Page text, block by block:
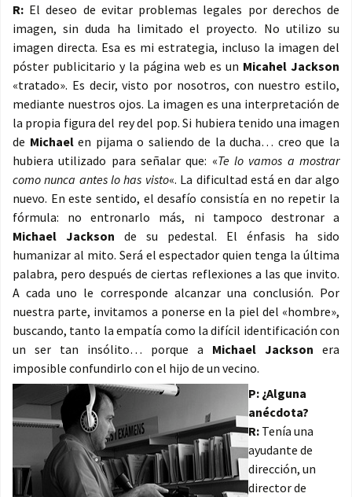
R: El deseo de evitar problemas legales por derechos de
imagen, sin duda ha limitado el proyecto. No utilizo su
imagen directa. Esa es mi estrategia, incluso la imagen del
póster publicitario y la página web es un Micahel Jackson
«tratado». Es decir, visto por nosotros, con nuestro estilo,
mediante nuestros ojos. La imagen es una interpretación de
la propia figura del rey del pop. Si hubiera tenido una imagen
de Michaelen pijama o saliendo de la ducha… creo que la
hubiera utilizado para señalar que: «Te lo vamos a mostrar
como nunca antes lo has visto«. La dificultad está en dar algo
nuevo. En este sentido, el desafío consistía en no repetir la
fórmula: no entronarlo más, ni tampoco destronar a
Michael Jackson de su pedestal. El énfasis ha sido
humanizar al mito. Será el espectador quien tenga la última
palabra, pero después de ciertas reflexiones a las que invito.
A cada uno le corresponde alcanzar una conclusión. Por
nuestra parte, invitamos a ponerse en la piel del «hombre»,
buscando, tanto la empatía como la difícil identificación con
un ser tan insólito… porque a Michael Jackson era
imposible confundirlo con el hijo de un vecino.
P: ¿Alguna
anécdota?
R: Tenía una
ayudante de
dirección, un
director de